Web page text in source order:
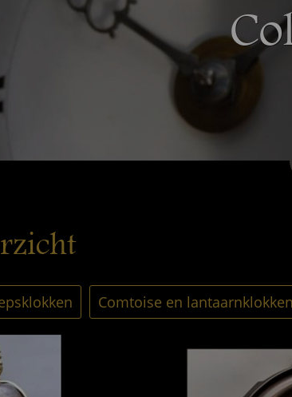
Comtoise en lantaarnklokken